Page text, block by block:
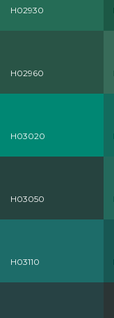
H02930
H02960
H03020
H03050
H03110